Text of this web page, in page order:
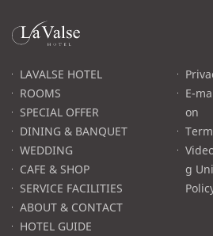
라
발
고LAVALSE HOTEL
ROOMS
SPECIAL OFFER
DINING & BANQUET
WEDDING
CAFE & SHOP
SERVICE FACILITIES
ABOUT & CONTACT
HOTEL GUIDE
E-
on
g